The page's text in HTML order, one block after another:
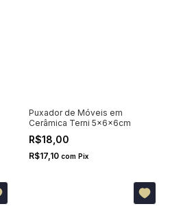
Puxador de Móveis em
Cerâmica Terni 5x6x6cm
R$18,00
R$17,10 com Pix